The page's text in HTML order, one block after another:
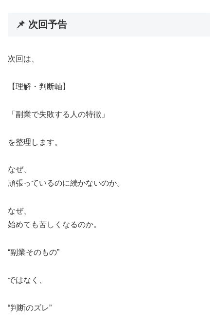
📌 次回予告
次回は、
【理解・判断軸】
「副業で失敗する人の特徴」
を整理します。
なぜ、
頑張っているのに続かないのか。
なぜ、
始めても苦しくなるのか。
“副業そのもの”
ではなく、
“判断のズレ”